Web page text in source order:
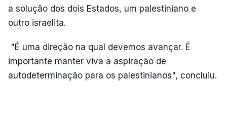
a solução dos dois Estados, um palestiniano e
outro israelita.
"É uma direção na qual devemos avançar. É
importante manter viva a aspiração de
autodeterminação para os palestinianos", concluiu.